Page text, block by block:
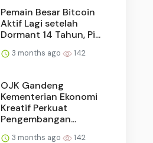
Pemain Besar Bitcoin
Aktif Lagi setelah
Dormant 14 Tahun, Pi...
3 months ago 142
OJK Gandeng
Kementerian Ekonomi
Kreatif Perkuat
Pengembangan...
3 months ago 142